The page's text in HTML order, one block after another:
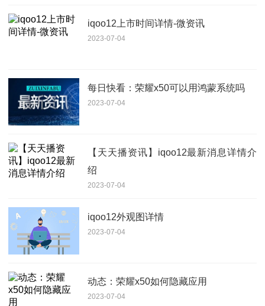
iqoo12上市时间详情-微资讯
2023-07-04
每日快看：荣耀x50可以用鸿蒙系统吗
2023-07-04
【天天播资讯】iqoo12最新消息详情介
绍
2023-07-04
iqoo12外观图详情
2023-07-04
动态：荣耀x50如何隐藏应用
2023-07-04